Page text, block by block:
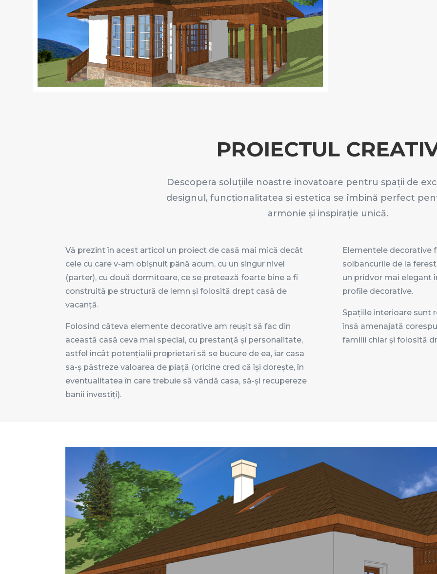
PROIECTUL
Descopera soluțiile noastre inovatoare pentru spații de
designul, funcționalitatea și estetica se îmbină perfect
armonie și inspirație unică.
Vă prezint în acest articol un proiect de casă mai mică decât
cele cu care v-am obișnuit până acum, cu un singur nivel
(parter), cu două dormitoare, ce se pretează foarte bine a fi
construită pe structură de lemn și folosită drept casă de
vacanță.
Folosind câteva elemente decorative am reușit să fac din
această casă ceva mai special, cu prestanță și personalitate,
astfel încât potențialii proprietari să se bucure de ea, iar casa
sa-ș păstreze valoarea de piață (oricine cred că își dorește, în
eventualitatea în care trebuie să vândă casa, să-și recupereze
banii investiți).
Elementele decorative
solbancurile de la
un pridvor mai elegant
profile decorative.
Spațiile interioare sunt
însă amenajată
familii chiar și folosită